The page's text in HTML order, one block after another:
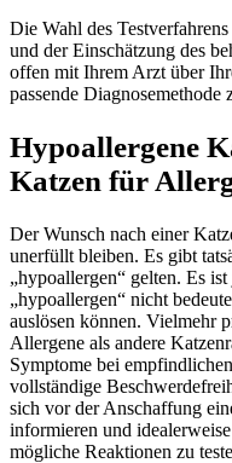
Die Wahl des
und der Einschätzung des
offen mit Ihrem Arzt über
passende Diagnosemethode
Hypoallergene
Katzen für
Der Wunsch nach einer
unerfüllt bleiben. Es gibt
„hypoallergen“ gelten. Es
„hypoallergen“ nicht
auslösen können. Vielmehr
Allergene als andere
Symptome bei
vollständige
sich vor der Anschaffung
informieren und
mögliche Reaktionen zu